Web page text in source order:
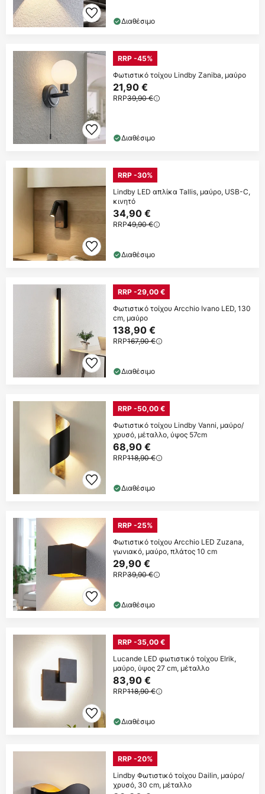
Διαθέσιμο
RRP -45%
Φωτιστικό τοίχου Lindby Zaniba, μαύρο
21,90 €
RRP39,90 €
Διαθέσιμο
RRP -30%
Lindby LED απλίκα Tallis, μαύρο, USB-C,
κινητό
34,90 €
RRP49,90 €
Διαθέσιμο
RRP -29,00 €
Φωτιστικό τοίχου Arcchio Ivano LED, 130
cm, μαύρο
138,90 €
RRP167,90 €
Διαθέσιμο
RRP -50,00 €
Φωτιστικό τοίχου Lindby Vanni, μαύρο/
χρυσό, μέταλλο, ύψος 57cm
68,90 €
RRP118,90 €
Διαθέσιμο
RRP -25%
Φωτιστικό τοίχου Arcchio LED Zuzana,
γωνιακό, μαύρο, πλάτος 10 cm
29,90 €
RRP39,90 €
Διαθέσιμο
RRP -35,00 €
Lucande LED φωτιστικό τοίχου Elrik,
μαύρο, ύψος 27 cm, μέταλλο
83,90 €
RRP118,90 €
Διαθέσιμο
RRP -20%
Lindby Φωτιστικό τοίχου Dailin, μαύρο/
χρυσό, 30 cm, μέταλλο